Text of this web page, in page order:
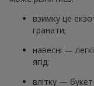
взимку це
гранати;
навесні —
ягід;
влітку —